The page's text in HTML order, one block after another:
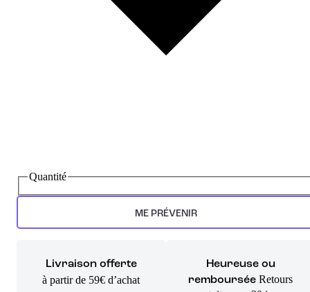
Quantité
ME PRÉVENIR
Livraison offerte
à partir de 59€ d’achat
Heureuse ou
remboursée Retours